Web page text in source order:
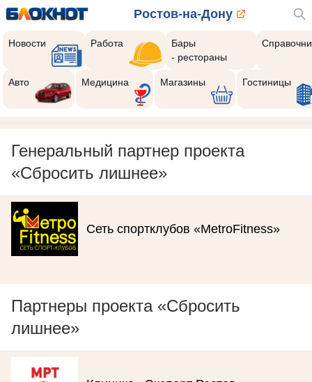
Ростов-на-Дону
Новости Работа
Бары
- рестораны
Авто Медицина Магазины Гостиницы
Генеральный партнер проекта
«Сбросить лишнее»
Сеть спортклубов «MetroFitness»
Партнеры проекта «Сбросить
лишнее»